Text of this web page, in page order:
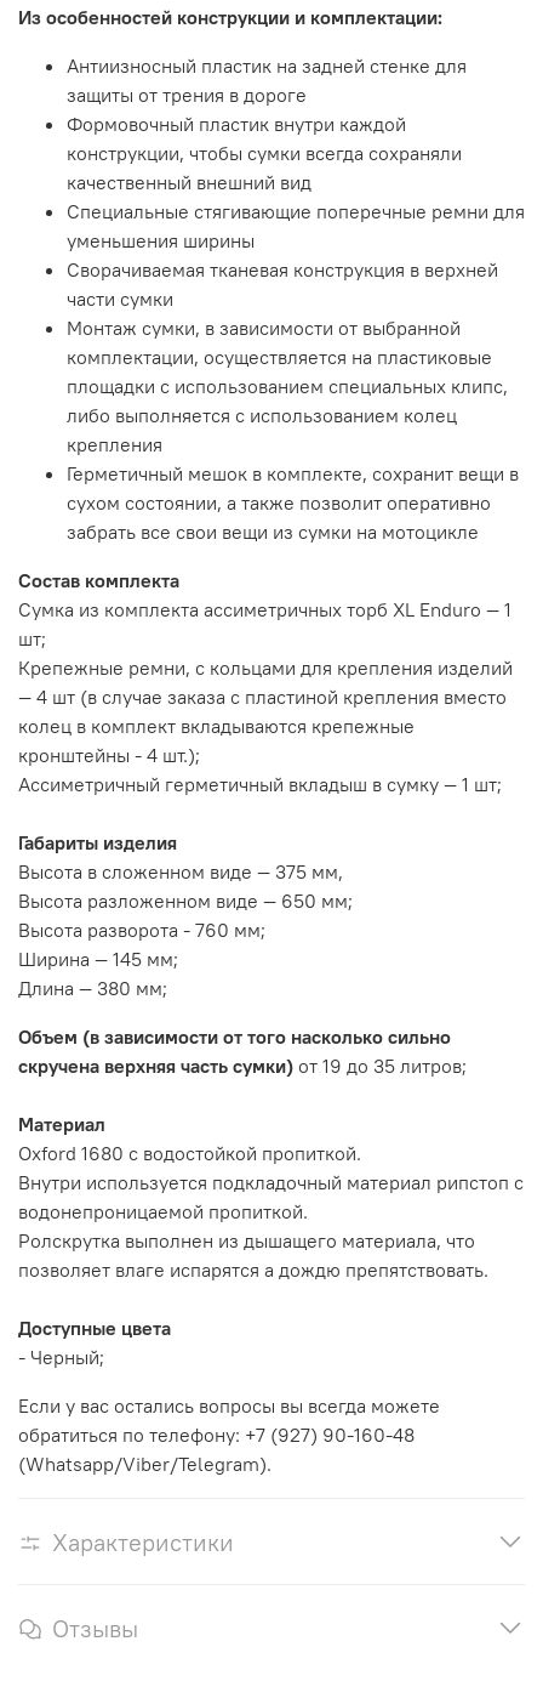
Из особенностей конструкции и комплектации:
Антиизносный пластик на задней стенке для
защиты от трения в дороге
Формовочный пластик внутри каждой
конструкции, чтобы сумки всегда сохраняли
качественный внешний вид
Специальные стягивающие поперечные ремни для
уменьшения ширины
Сворачиваемая тканевая конструкция в верхней
части сумки
Монтаж сумки, в зависимости от выбранной
комплектации, осуществляется на пластиковые
площадки с использованием специальных клипс,
либо выполняется с использованием колец
крепления
Герметичный мешок в комплекте, сохранит вещи в
сухом состоянии, а также позволит оперативно
забрать все свои вещи из сумки на мотоцикле
Состав комплекта
Сумка из комплекта ассиметричных торб XL Enduro — 1
шт;
Крепежные ремни, с кольцами для крепления изделий
— 4 шт (в случае заказа с пластиной крепления вместо
колец в комплект вкладываются крепежные
кронштейны - 4 шт.);
Ассиметричный герметичный вкладыш в сумку — 1 шт;
Габариты изделия
Высота в сложенном виде — 375 мм,
Высота разложенном виде — 650 мм;
Высота разворота - 760 мм;
Ширина — 145 мм;
Длина — 380 мм;
Объем (в зависимости от того насколько сильно
скручена верхняя часть сумки) от 19 до 35 литров;
Материал
Oxford 1680 с водостойкой пропиткой.
Внутри используется подкладочный материал рипстоп с
водонепроницаемой пропиткой.
Ролскрутка выполнен из дышащего материала, что
позволяет влаге испарятся а дождю препятствовать.
Доступные цвета
- Черный;
Если у вас остались вопросы вы всегда можете
обратиться по телефону: +7 (927) 90-160-48
(Whatsapp/Viber/Telegram).
Характеристики
Отзывы